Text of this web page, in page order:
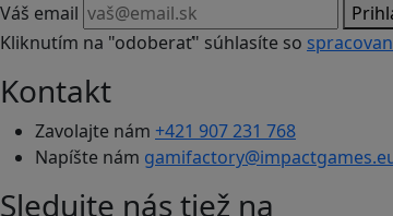
Váš email
Kliknutím na "odoberať" súhlasíte so
Kontakt
Zavolajte nám +421 907 231 768
Napíšte nám
Sledujte nás tiež na